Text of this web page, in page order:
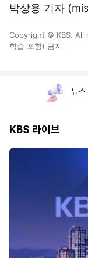
박상용 기자
Copyright © KBS. All
학습 포함) 금지
뉴스
KBS 라이브